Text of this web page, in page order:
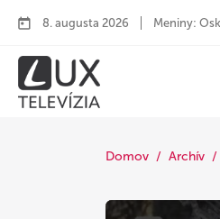
8. augusta 2026 Meniny:
Domov Archív
This